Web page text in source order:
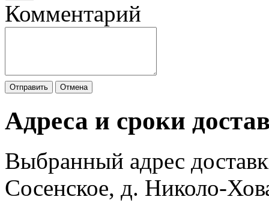
Комментарий
Отправить Отмена
Адреса и сроки
Выбранный адрес
Сосенское, д. Николо-